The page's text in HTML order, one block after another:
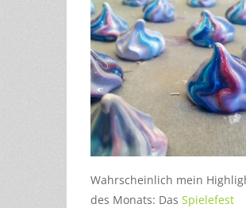
Wahrscheinlich mein
des Monats: Das Spielefest